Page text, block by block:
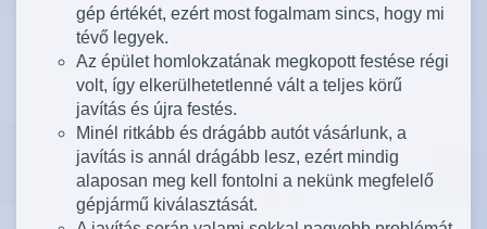
gép értékét, ezért most fogalmam sincs, hogy mi
tévő legyek.
Az épület homlokzatának megkopott festése régi
volt, így elkerülhetetlenné vált a teljes körű
javítás és újra festés.
Minél ritkább és drágább autót vásárlunk, a
javítás is annál drágább lesz, ezért mindig
alaposan meg kell fontolni a nekünk megfelelő
gépjármű kiválasztását.